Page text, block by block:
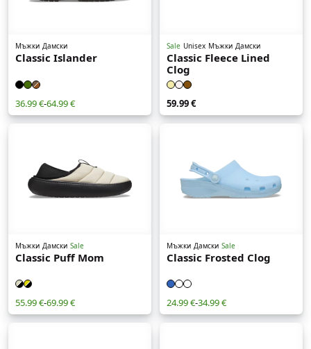
Мъжки Дамски
Classic Islander
36.99 €-64.99 €
Sale Unisex Мъжки Дамски
Classic Fleece Lined
Clog
59.99 €
Мъжки Дамски Sale
Classic Puff Mom
55.99 €-69.99 €
Мъжки Дамски Sale
Classic Frosted Clog
24.99 €-34.99 €